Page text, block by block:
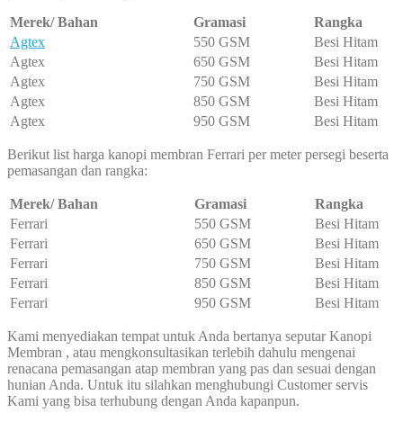
Merek/ Bahan Gramasi
Rangka
Agtex
550 GSM
Besi Hitam
Agtex
650 GSM
Besi Hitam
Agtex
750 GSM
Besi Hitam
Agtex
850 GSM
Besi Hitam
Agtex
950 GSM Besi Hitam
Berikut list harga kanopi membran Ferrari per meter persegi beserta
pemasangan dan rangka:
Merek/ Bahan Gramasi
Rangka
Ferrari
550 GSM
Besi Hitam
Ferrari
650 GSM
Besi Hitam
Ferrari
750 GSM
Besi Hitam
Ferrari
850 GSM
Besi Hitam
Ferrari
950 GSM Besi Hitam
Kami menyediakan tempat untuk Anda bertanya seputar Kanopi
Membran , atau mengkonsultasikan terlebih dahulu mengenai
renacana pemasangan atap membran yang pas dan sesuai dengan
hunian Anda. Untuk itu silahkan menghubungi Customer servis
Kami yang bisa terhubung dengan Anda kapanpun.